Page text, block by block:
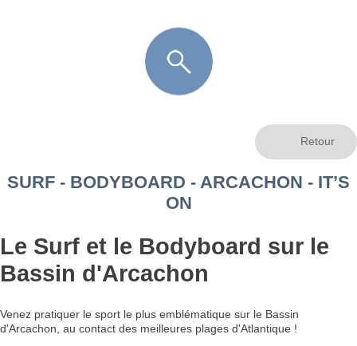
SURF - BODYBOARD - ARCACHON - IT’S
ON
Le Surf et le Bodyboard sur le
Bassin d'Arcachon
Venez pratiquer le sport le plus emblématique sur le Bassin
d'Arcachon, au contact des meilleures plages d'Atlantique !